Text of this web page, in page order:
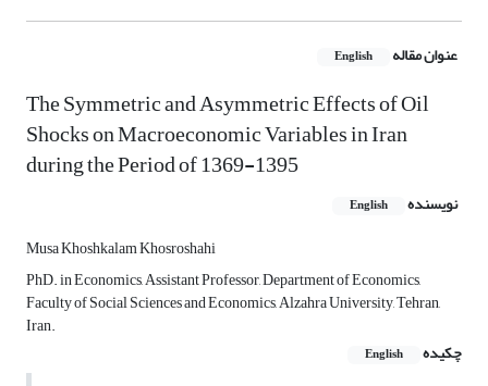
عنوان مقاله English
The Symmetric and Asymmetric Effects of Oil
Shocks on Macroeconomic Variables in Iran
during the Period of 1369-1395
نویسنده English
Musa Khoshkalam Khosroshahi
PhD. in Economics, Assistant Professor, Department of Economics,
Faculty of Social Sciences and Economics, Alzahra University, Tehran,
Iran.
چکیده
English